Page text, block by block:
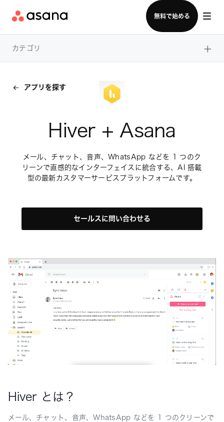
無料で始める
セールスチームに問い合わせる
カテゴリ ×
アプリを探す
Hiver + Asana
メール、チャット、音声、WhatsApp などを 1 つのク
リーンで直感的なインターフェイスに統合する、AI 搭載
型の最新カスタマーサービスプラットフォームです。
セールスに問い合わせる
Hiver とは？
メール、チャット、音声、WhatsApp などを 1 つのクリーンで